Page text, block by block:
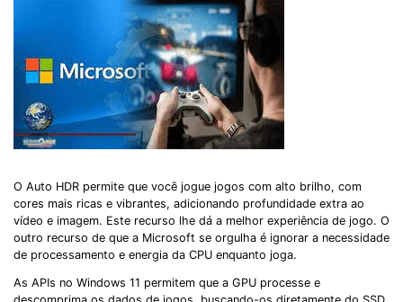
O Auto HDR permite que você jogue jogos com alto brilho, com
cores mais ricas e vibrantes, adicionando profundidade extra ao
vídeo e imagem. Este recurso lhe dá a melhor experiência de jogo. O
outro recurso de que a Microsoft se orgulha é ignorar a necessidade
de processamento e energia da CPU enquanto joga.
As APIs no Windows 11 permitem que a GPU processe e